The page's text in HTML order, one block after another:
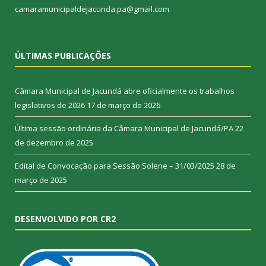
camaramunicipaldejacunda.pa@gmail.com
ÚLTIMAS PUBLICAÇÕES
Câmara Municipal de Jacundá abre oficialmente os trabalhos
legislativos de 2026 17 de março de 2026
Última sessão ordinária da Câmara Municipal de Jacundá/PA22
de dezembro de 2025
Edital de Convocação para Sessão Solene – 31/03/2025 28 de
março de 2025
DESENVOLVIDO POR CR2